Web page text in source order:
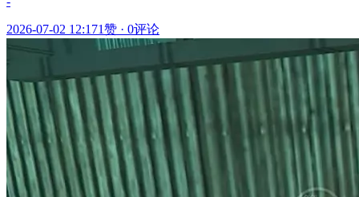
2026-07-02 12:171赞 · 0评论